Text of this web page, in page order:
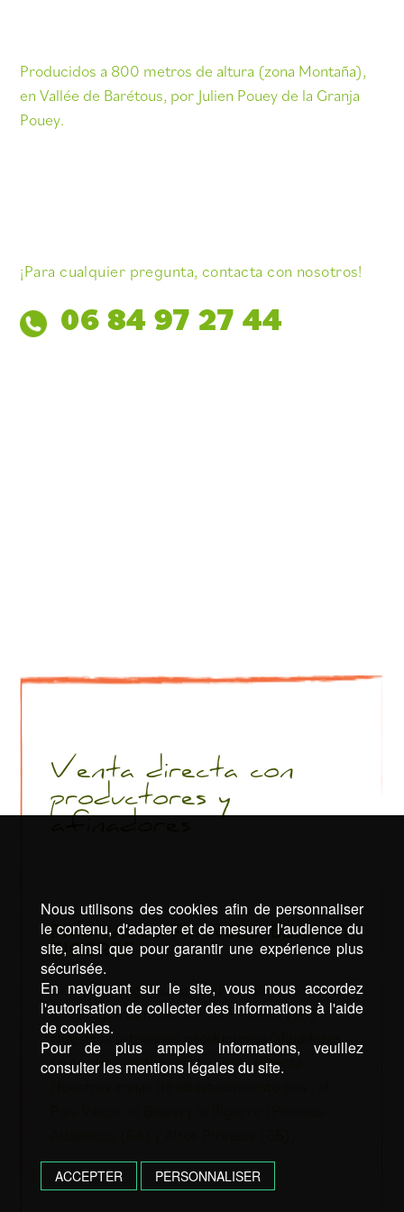
Producidos a 800 metros de altura (zona Montaña),
en Vallée de Barétous, por Julien Pouey de la Granja
Pouey.
¡Para cualquier pregunta, contacta con nosotros!
06 84 97 27 44
Venta directa con
productores y
afinadores
PAÍS VASCO FRANCÉS, BÉARN Y
BIGORRE
Comptoir Signatures Gourmandes se ubica
en el departamento de los Pirineos (64).
Nuestros artesanos productores/afinadores
se comprometen con tu venta directa.
Nous utilisons des cookies afin de personnaliser
le contenu, d'adapter et de mesurer l'audience du
site, ainsi que pour garantir une expérience plus
sécurisée.
En naviguant sur le site, vous nous accordez
l'autorisation de collecter des informations à l'aide
de cookies.
Pour de plus amples informations, veuillez
consulter les mentions légales du site.
ACCEPTER PERSONNALISER